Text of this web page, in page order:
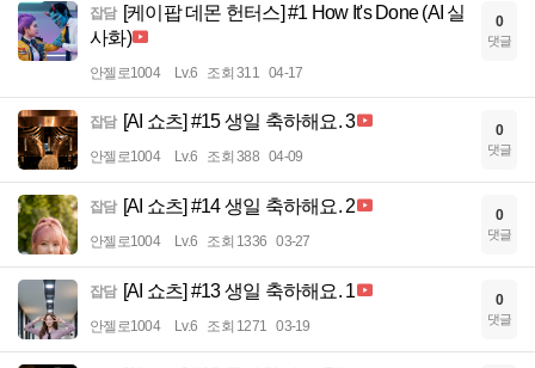
잡담 [케이팝 데몬 헌터스] #1 How It's Done (AI 실
사화)
안젤로1004 Lv.6 조회 311 04-17
0
댓글
잡담 [AI 쇼츠] #15 생일 축하해요. 3
안젤로1004 Lv.6 조회 388 04-09
0
댓글
잡담 [AI 쇼츠] #14 생일 축하해요. 2
안젤로1004 Lv.6 조회 1336 03-27
0
댓글
잡담 [AI 쇼츠] #13 생일 축하해요. 1
안젤로1004 Lv.6 조회 1271 03-19
0
댓글